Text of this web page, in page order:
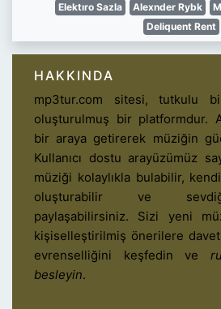
Elektıro Sazla
Alexnder Rybk
Deliquent Rent
HAKKINDA
mp3tur.com sitesi, tutkulu
oluşturulmuş bir platformdur.
bir araya getirerek müziğin
Kullanıcı dostu arayüzümüz
müziği kolaylıkla bulabilir,
oluşturabilir ve
paylaşabilirsiniz. Sizi yeni
kişiselleştirilmiş önerilere
evrenselliğini keşfedin ve
besleyin.